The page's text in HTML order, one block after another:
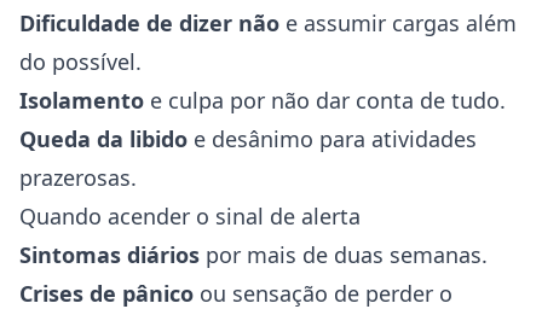
Dificuldade de dizer não e assumir cargas além
do possível.
Isolamento e culpa por não dar conta de tudo.
Queda da libido e desânimo para atividades
prazerosas.
Quando acender o sinal de alerta
Sintomas diários por mais de duas semanas.
Crises de pânico ou sensação de perder o